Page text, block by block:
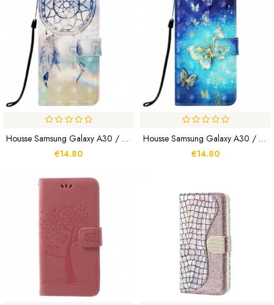
Housse Samsung Galaxy A30 / A20 Attrape Rêves Aquarelle
€14.80
Housse Samsung Galaxy A30 / A20 Papillons Dorés À Lanière
€14.80